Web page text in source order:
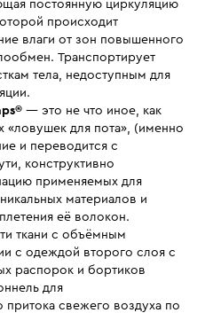
постоянную циркуляцию
происходит
влаги от зон повышенного
Транспортирует
тела, недоступным для
— это не что иное, как
«ловушек для пота», (именно
и переводится с
конструктивно
применяемых для
материалов и
её волокон.
ткани с объёмным
с одеждой второго слоя с
распорок и бортиков
для
свежего воздуха по